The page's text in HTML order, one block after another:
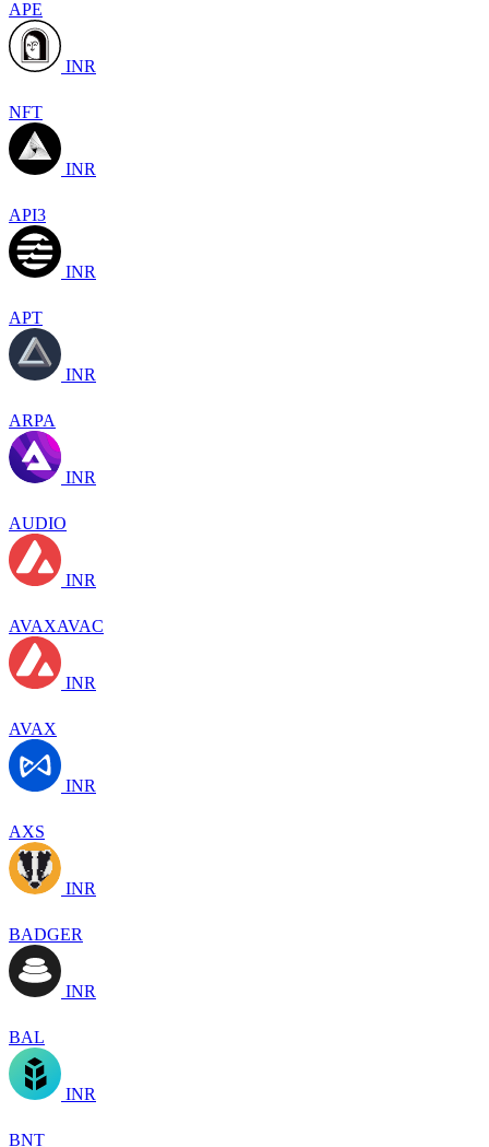
APE
INR
NFT
INR
API3
INR
APT
INR
ARPA
INR
AUDIO
INR
AVAXAVAC
INR
AVAX
INR
AXS
INR
BADGER
INR
BAL
INR
BNT